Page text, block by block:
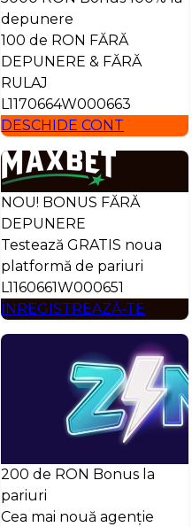
depunere
100 de RON FĂRĂ
DEPUNERE & FĂRĂ
RULAJ
L1170664W000663
DESCHIDE CONT
NOU! BONUS FĂRĂ
DEPUNERE
Testează GRATIS noua
platformă de pariuri
L1160661W000651
ÎNREGISTREAZĂ-TE
200 de RON Bonus la
pariuri
Cea mai nouă agenție